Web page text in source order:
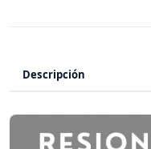
Descripción